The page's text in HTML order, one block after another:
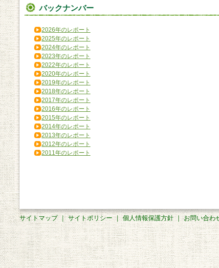
バックナンバー
2026年のレポート
2025年のレポート
2024年のレポート
2023年のレポート
2022年のレポート
2020年のレポート
2019年のレポート
2018年のレポート
2017年のレポート
2016年のレポート
2015年のレポート
2014年のレポート
2013年のレポート
2012年のレポート
2011年のレポート
サイトマップ｜サイトポリシー｜個人情報保護方針 ｜お問い合わ